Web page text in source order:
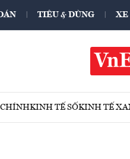
TIÊU & DÙNG XE
KINH TẾ SỐKINH TẾ